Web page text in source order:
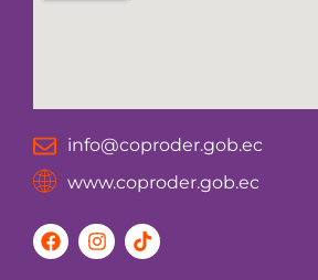
info@coproder.gob.ec
www.coproder.gob.ec
F
a
I
n
T
i